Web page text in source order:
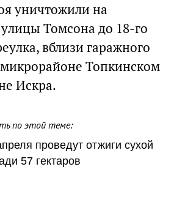
уничтожили на
Томсона до 18-го
вблизи гаражного
Топкинском
Искра.
по этой теме:
проведут отжиги сухой
57 гектаров